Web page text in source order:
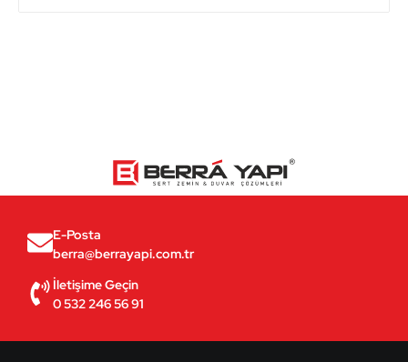
İletişime Geçin
0 532 246 56 91
E-Posta
berra@berrayapi.com.tr